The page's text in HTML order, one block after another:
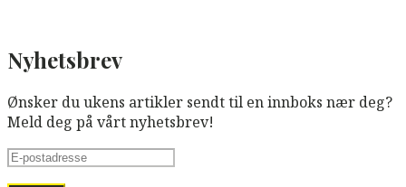
Nyhetsbrev
Ønsker du ukens artikler sendt til en innboks nær deg?
Meld deg på vårt nyhetsbrev!